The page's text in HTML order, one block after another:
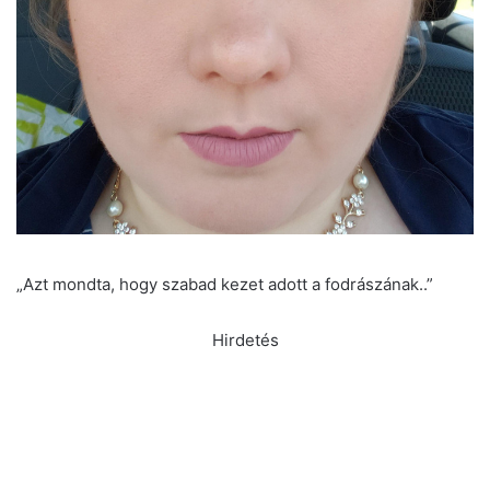
„Azt mondta, hogy szabad kezet adott a fodrászának..”
Hirdetés